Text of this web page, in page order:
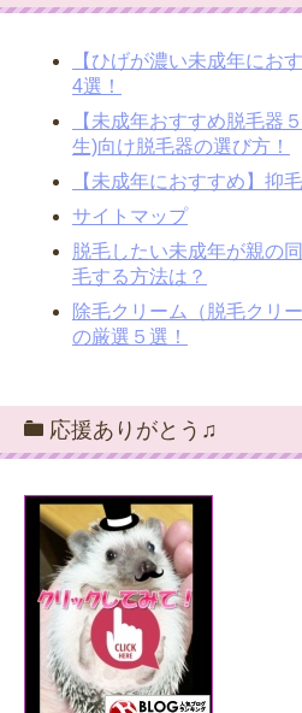
【ひげが濃い未成年にお
4選！
【未成年おすすめ脱毛器
生)向け脱毛器の選び方！
【未成年におすすめ】抑
サイトマップ
脱毛したい未成年が親の
毛する方法は？
除毛クリーム（脱毛クリ
の厳選５選！
応援ありがとう♫